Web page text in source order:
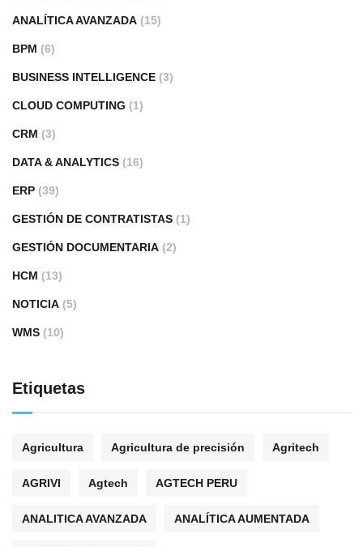
ANALÍTICA AVANZADA (15)
BPM (6)
BUSINESS INTELLIGENCE (3)
CLOUD COMPUTING (1)
CRM (3)
DATA & ANALYTICS (16)
ERP (39)
GESTIÓN DE CONTRATISTAS (1)
GESTIÓN DOCUMENTARIA (2)
HCM (13)
NOTICIA (5)
WMS (10)
Etiquetas
Agricultura Agricultura de precisión Agritech
AGRIVI Agtech AGTECH PERU
ANALITICA AVANZADA ANALÍTICA AUMENTADA